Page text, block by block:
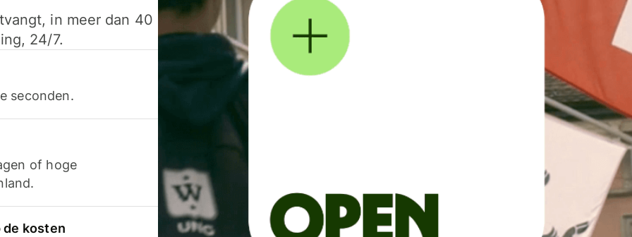
in meer dan 40
24/7.
seconden.
of hoge
de kosten